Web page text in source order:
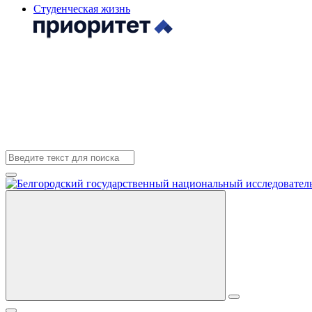
Студенческая жизнь